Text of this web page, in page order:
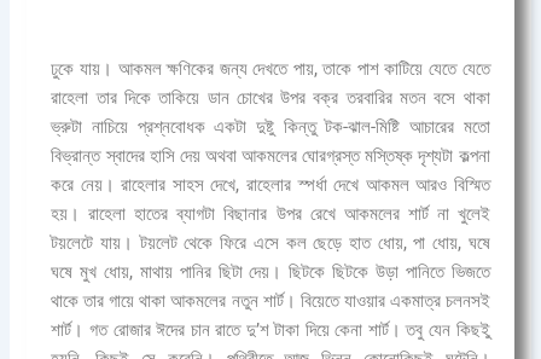
ঢুকে যায়। আকমল ক্ষণিকের জন্য দেখতে পায়, তাকে পাশ কাটিয়ে যেতে যেতে
রাহেলা তার দিকে তাকিয়ে ডান চোখের উপর বক্র তরবারির মতন বসে থাকা
ভ্রুটা নাচিয়ে প্রশ্নবোধক একটা দুষ্টু কিন্তু টক-ঝাল-মিষ্টি আচারের মতো
বিভ্রান্ত স্বাদের হাসি দেয় অথবা আকমলের ঘোরগ্রস্ত মস্তিষ্ক দৃশ্যটা কল্পনা
করে নেয়। রাহেলার সাহস দেখে, রাহেলার স্পর্ধা দেখে আকমল আরও বিস্মিত
হয়। রাহেলা হাতের ব্যাগটা বিছানার উপর রেখে আকমলের শার্ট না খুলেই
টয়লেটে যায়। টয়লেট থেকে ফিরে এসে কল ছেড়ে হাত ধোয়, পা ধোয়, ঘষে
ঘষে মুখ ধোয়, মাথায় পানির ছিটা দেয়। ছিটকে ছিটকে উড়া পানিতে ভিজতে
থাকে তার গায়ে থাকা আকমলের নতুন শার্ট। বিয়েতে যাওয়ার একমাত্র চলনসই
শার্ট। গত রোজার ঈদের চান রাতে দু’শ টাকা দিয়ে কেনা শার্ট। তবু যেন কিছইু